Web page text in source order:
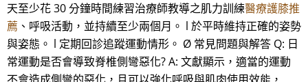
天至少花 30 分鐘時間練習治療師教導之肌力訓練醫療護膝推
薦 、呼吸活動，並持續至少兩個月。 l 於平時維持正確的姿勢
與姿態。 l 定期回診追蹤運動情形。 Ø 常見問題與解答 Q: 日
常運動是否會導致脊椎側彎惡化? A: 文獻顯示，適當的運動